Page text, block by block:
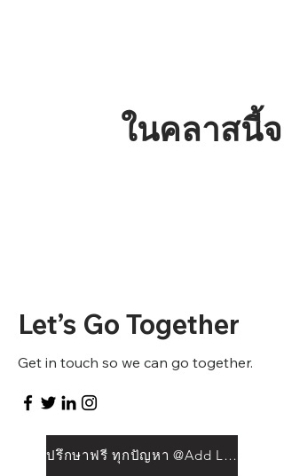
ในคลาสนี้จ
Let’s Go Together
Get in touch so we can go together.
ปรึกษาฟรี ทุกปัญหา @Add Line